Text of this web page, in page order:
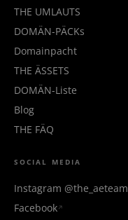
THE UMLAUTS
DOMÄN-PÄCKs
Domainpacht
THE ÄSSETS
DOMÄN-Liste
Blog
THE FÄQ
SOCIAL MEDIA
Instagram @the_aeteam
Facebook